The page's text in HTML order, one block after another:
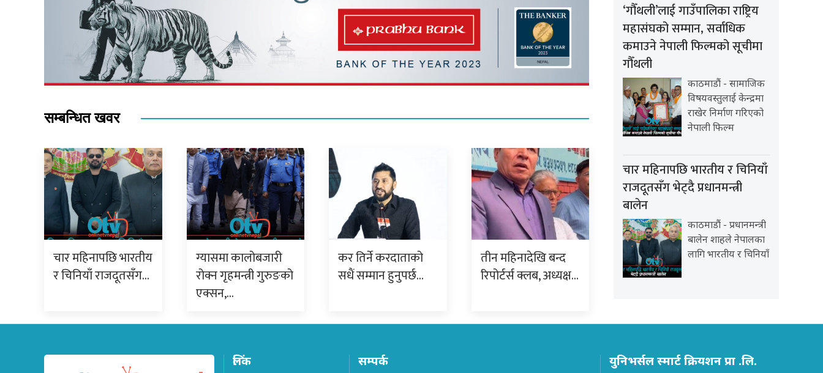
सम्बन्धित खवर
चार महिनापछि भारतीय
र चिनियाँ राजदूतसँग…
ग्यासमा कालोबजारी
रोक्न गृहमन्त्री गुरुङको
एक्सन,…
कर तिर्ने करदाताको
सधैं सम्मान हुनुपर्छ…
तीन महिनादेखि बन्द
रिपोर्टर्स क्लब, अध्यक्ष…
‘गौँथली’लाई गाउँपालिका राष्ट्रिय
महासंघको सम्मान, सर्वाधिक
कमाउने नेपाली फिल्मको सूचीमा
गौँथली
काठमाडौं - सामाजिक
विषयवस्तुलाई केन्द्रमा
राखेर निर्माण गरिएको
नेपाली फिल्म
चार महिनापछि भारतीय र चिनियाँ
राजदूतसँग भेट्दै प्रधानमन्त्री
बालेन
काठमाडौं - प्रधानमन्त्री
बालेन शाहले नेपालका
लागि भारतीय र चिनियाँ
लिंक सम्पर्क युनिभर्सल स्मार्ट क्रियशन प्रा .लि.